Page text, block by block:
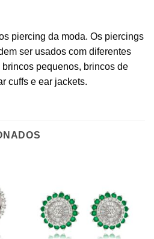
piercing da moda. Os piercings
ser usados com diferentes
brincos pequenos, brincos de
cuffs e ear jackets.